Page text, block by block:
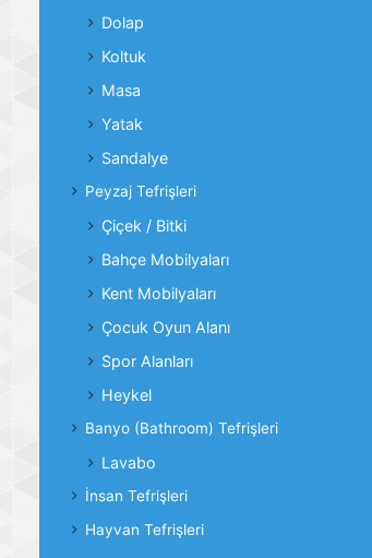
Dolap
Koltuk
Masa
Yatak
Sandalye
Peyzaj Tefrişleri
Çiçek / Bitki
Bahçe Mobilyaları
Kent Mobilyaları
Çocuk Oyun Alanı
Spor Alanları
Heykel
Banyo (Bathroom) Tefrişleri
Lavabo
İnsan Tefrişleri
Hayvan Tefrişleri